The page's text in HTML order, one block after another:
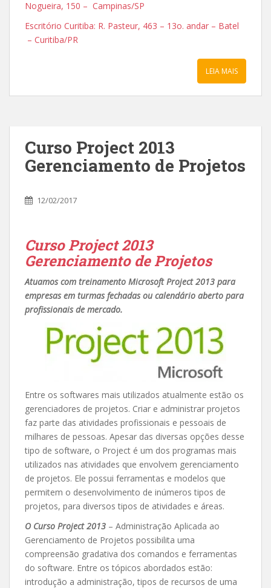
Nogueira, 150 – Campinas/SP
Escritório Curitiba: R. Pasteur, 463 – 13o. andar – Batel
– Curitiba/PR
LEIA MAIS
Curso Project 2013
Gerenciamento de Projetos
12/02/2017
Curso Project 2013
Gerenciamento de Projetos
Atuamos com treinamento Microsoft Project 2013 para
empresas em turmas fechadas ou calendário aberto para
profissionais de mercado.
Entre os softwares mais utilizados atualmente estão os
gerenciadores de projetos. Criar e administrar projetos
faz parte das atividades profissionais e pessoais de
milhares de pessoas. Apesar das diversas opções desse
tipo de software, o Project é um dos programas mais
utilizados nas atividades que envolvem gerenciamento
de projetos. Ele possui ferramentas e modelos que
permitem o desenvolvimento de inúmeros tipos de
projetos, para diversos tipos de atividades e áreas.
O Curso Project 2013 – Administração Aplicada ao
Gerenciamento de Projetos possibilita uma
compreensão gradativa dos comandos e ferramentas
do software. Entre os tópicos abordados estão:
introdução a administração, tipos de recursos de uma